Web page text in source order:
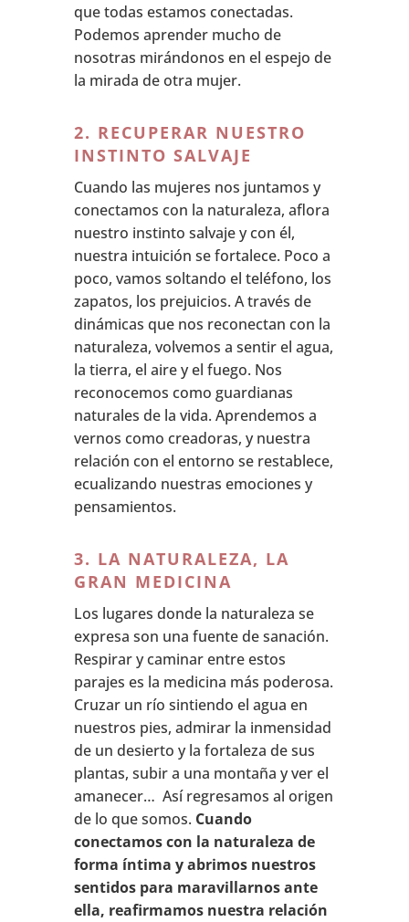
que todas estamos conectadas.
Podemos aprender mucho de
nosotras mirándonos en el espejo de
la mirada de otra mujer.
2. RECUPERAR NUESTRO
INSTINTO SALVAJE
Cuando las mujeres nos juntamos y
conectamos con la naturaleza, aflora
nuestro instinto salvaje y con él,
nuestra intuición se fortalece. Poco a
poco, vamos soltando el teléfono, los
zapatos, los prejuicios. A través de
dinámicas que nos reconectan con la
naturaleza, volvemos a sentir el agua,
la tierra, el aire y el fuego. Nos
reconocemos como guardianas
naturales de la vida. Aprendemos a
vernos como creadoras, y nuestra
relación con el entorno se restablece,
ecualizando nuestras emociones y
pensamientos.
3. LA NATURALEZA, LA
GRAN MEDICINA
Los lugares donde la naturaleza se
expresa son una fuente de sanación.
Respirar y caminar entre estos
parajes es la medicina más poderosa.
Cruzar un río sintiendo el agua en
nuestros pies, admirar la inmensidad
de un desierto y la fortaleza de sus
plantas, subir a una montaña y ver el
amanecer… Así regresamos al origen
de lo que somos. Cuando
conectamos con la naturaleza de
forma íntima y abrimos nuestros
sentidos para maravillarnos ante
ella, reafirmamos nuestra relación